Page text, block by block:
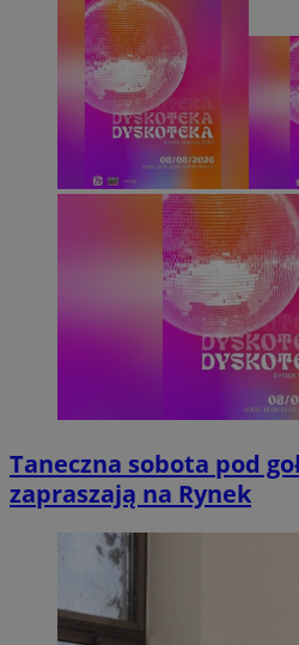
Taneczna sobota pod
zapraszają na Rynek